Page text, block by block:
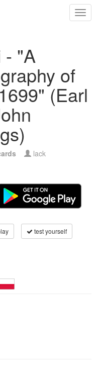
- "A
of
(Earl
lack
test yourself